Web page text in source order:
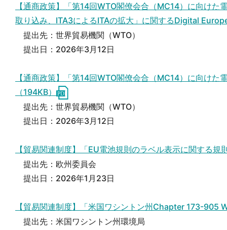
【通商政策】「第14回WTO閣僚会合（MC14）に向け
取り込み、ITA3によるITAの拡大」に関するDigital
提出先：世界貿易機関（WTO）
提出日：2026年3月12日
【通商政策】「第14回WTO閣僚会合（MC14）に向け
（194KB）
提出先：世界貿易機関（WTO）
提出日：2026年3月12日
【貿易関連制度】「EU電池規則のラベル表示に関する
提出先：欧州委員会
提出日：2026年1月23日
【貿易関連制度】「米国ワシントン州Chapter 173-
提出先：米国ワシントン州環境局